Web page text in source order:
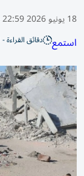
18 يونيو 2026 22:59 مساء
استمع دقائق القراءة - 1